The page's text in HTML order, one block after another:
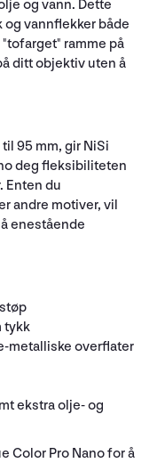
og vann. Dette
vannflekker både
ramme på
ditt objektiv uten å
95 mm, gir NiSi
deg fleksibiliteten
Enten du
andre motiver, vil
enestående
tykk
metalliske overflater
ekstra olje- og
Color Pro Nano for å